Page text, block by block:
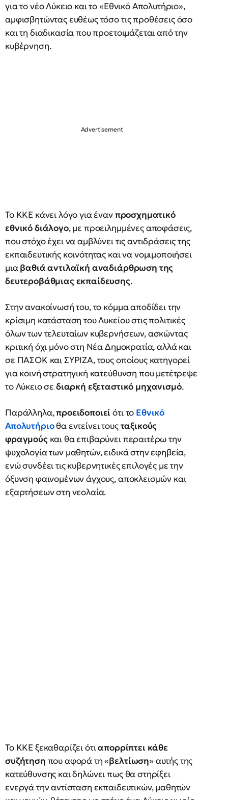
για το νέο Λύκειο και το «Εθνικό Απολυτήριο»,
αμφισβητώντας ευθέως τόσο τις προθέσεις όσο
και τη διαδικασία που προετοιμάζεται από την
κυβέρνηση.
Το ΚΚΕ κάνει λόγο για ένανπροσχηματικό
εθνικό διάλογο, με προειλημμένες αποφάσεις,
που στόχο έχει να αμβλύνει τις αντιδράσεις της
εκπαιδευτικής κοινότητας και να νομιμοποιήσει
μιαβαθιά αντιλαϊκή αναδιάρθρωση της
δευτεροβάθμιας εκπαίδευσης.
Στην ανακοίνωσή του, το κόμμα αποδίδει την
κρίσιμη κατάσταση του Λυκείου στις πολιτικές
όλων των τελευταίων κυβερνήσεων, ασκώντας
κριτική όχι μόνο στη Νέα Δημοκρατία, αλλά και
σε ΠΑΣΟΚ και ΣΥΡΙΖΑ, τους οποίους κατηγορεί
για κοινή στρατηγική κατεύθυνση που μετέτρεψε
το Λύκειο σε διαρκή εξεταστικό μηχανισμό.
Παράλληλα,προειδοποιείότι το Εθνικό
Απολυτήριοθα εντείνει τουςταξικούς
φραγμούςκαι θα επιβαρύνει περαιτέρω την
ψυχολογία των μαθητών, ειδικά στην εφηβεία,
ενώ συνδέει τις κυβερνητικές επιλογές με την
όξυνση φαινομένων άγχους, αποκλεισμών και
εξαρτήσεων στη νεολαία.
Το ΚΚΕ ξεκαθαρίζει ότιαπορρίπτει κάθε
συζήτηση που αφορά τη «βελτίωση» αυτής της
κατεύθυνσης και δηλώνει πως θα στηρίξει
ενεργά την αντίσταση εκπαιδευτικών, μαθητών